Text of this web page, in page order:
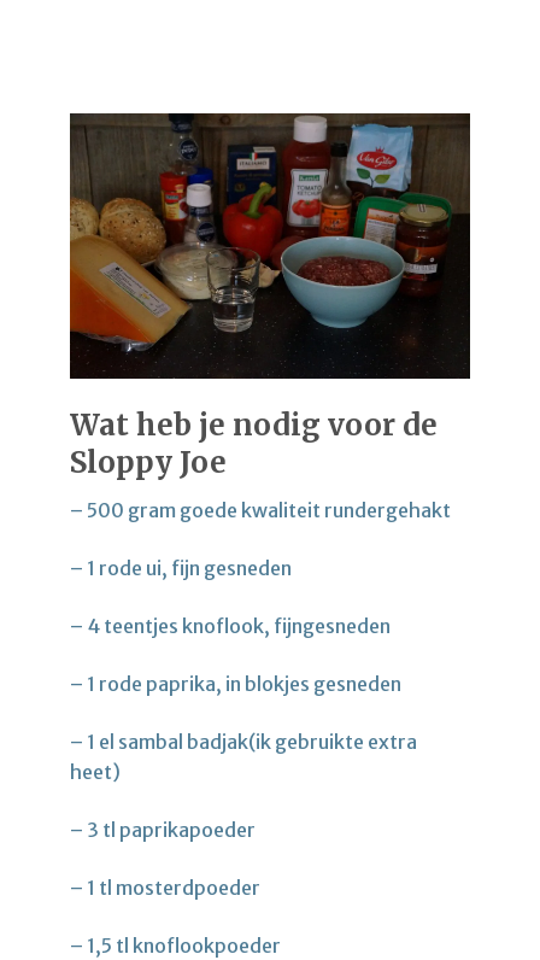
Wat heb je nodig voor de
Sloppy Joe
– 500 gram goede kwaliteit rundergehakt
– 1 rode ui, fijn gesneden
– 4 teentjes knoflook, fijngesneden
– 1 rode paprika, in blokjes gesneden
– 1 el sambal badjak(ik gebruikte extra
heet)
– 3 tl paprikapoeder
– 1 tl mosterdpoeder
– 1,5 tl knoflookpoeder